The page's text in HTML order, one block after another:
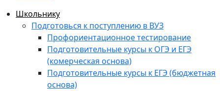
Школьнику
Подготовься к поступлению в ВУЗ
Профориентационное тестирование
Подготовительные курсы к ОГЭ и ЕГЭ
(комерческая основа)
Подготовительные курсы к ЕГЭ (бюджетная
основа)